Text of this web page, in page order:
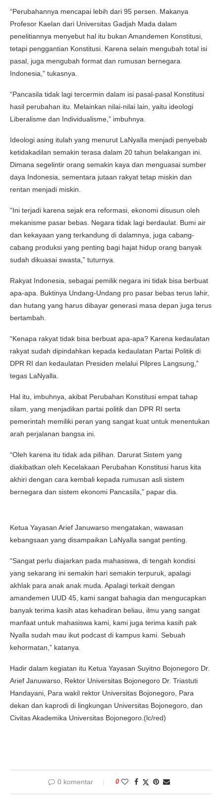
“Perubahannya mencapai lebih dari 95 persen. Makanya
Profesor Kaelan dari Universitas Gadjah Mada dalam
penelitiannya menyebut hal itu bukan Amandemen Konstitusi,
tetapi penggantian Konstitusi. Karena selain mengubah total isi
pasal, juga mengubah format dan rumusan bernegara
Indonesia,” tukasnya.
“Pancasila tidak lagi tercermin dalam isi pasal-pasal Konstitusi
hasil perubahan itu. Melainkan nilai-nilai lain, yaitu ideologi
Liberalisme dan Individualisme,” imbuhnya.
Ideologi asing itulah yang menurut LaNyalla menjadi penyebab
ketidakadilan semakin terasa dalam 20 tahun belakangan ini.
Dimana segelintir orang semakin kaya dan menguasai sumber
daya Indonesia, sementara jutaan rakyat tetap miskin dan
rentan menjadi miskin.
“Ini terjadi karena sejak era reformasi, ekonomi disusun oleh
mekanisme pasar bebas. Negara tidak lagi berdaulat. Bumi air
dan kekayaan yang terkandung di dalamnya, juga cabang-
cabang produksi yang penting bagi hajat hidup orang banyak
sudah dikuasai swasta,” tuturnya.
Rakyat Indonesia, sebagai pemilik negara ini tidak bisa berbuat
apa-apa. Buktinya Undang-Undang pro pasar bebas terus lahir,
dan hutang yang harus dibayar generasi masa depan juga terus
bertambah.
“Kenapa rakyat tidak bisa berbuat apa-apa? Karena kedaulatan
rakyat sudah dipindahkan kepada kedaulatan Partai Politik di
DPR RI dan kedaulatan Presiden melalui Pilpres Langsung,”
tegas LaNyalla.
Hal itu, imbuhnya, akibat Perubahan Konstitusi empat tahap
silam, yang menjadikan partai politik dan DPR RI serta
pemerintah memiliki peran yang sangat kuat untuk menentukan
arah perjalanan bangsa ini.
“Oleh karena itu tidak ada pilihan. Darurat Sistem yang
diakibatkan oleh Kecelakaan Perubahan Konstitusi harus kita
akhiri dengan cara kembali kepada rumusan asli sistem
bernegara dan sistem ekonomi Pancasila,” papar dia.
Ketua Yayasan Arief Januwarso mengatakan, wawasan
kebangsaan yang disampaikan LaNyalla sangat penting.
“Sangat perlu diajarkan pada mahasiswa, di tengah kondisi
yang sekarang ini semakin hari semakin terpuruk, apalagi
akhlak para anak anak muda. Apalagi terkait dengan
amandemen UUD 45, kami sangat bahagia dan mengucapkan
banyak terima kasih atas kehadiran beliau, ilmu yang sangat
manfaat untuk mahasiswa kami, kami juga terima kasih pak
Nyalla sudah mau ikut podcast di kampus kami. Sebuah
kehormatan,” katanya.
Hadir dalam kegiatan itu Ketua Yayasan Suyitno Bojonegoro Dr.
Arief Januwarso, Rektor Universitas Bojonegoro Dr. Triastuti
Handayani, Para wakil rektor Universitas Bojonegoro, Para
dekan dan kaprodi di lingkungan Universitas Bojonegoro, dan
Civitas Akademika Universitas Bojonegoro.(lc/red)
0 komentar 0